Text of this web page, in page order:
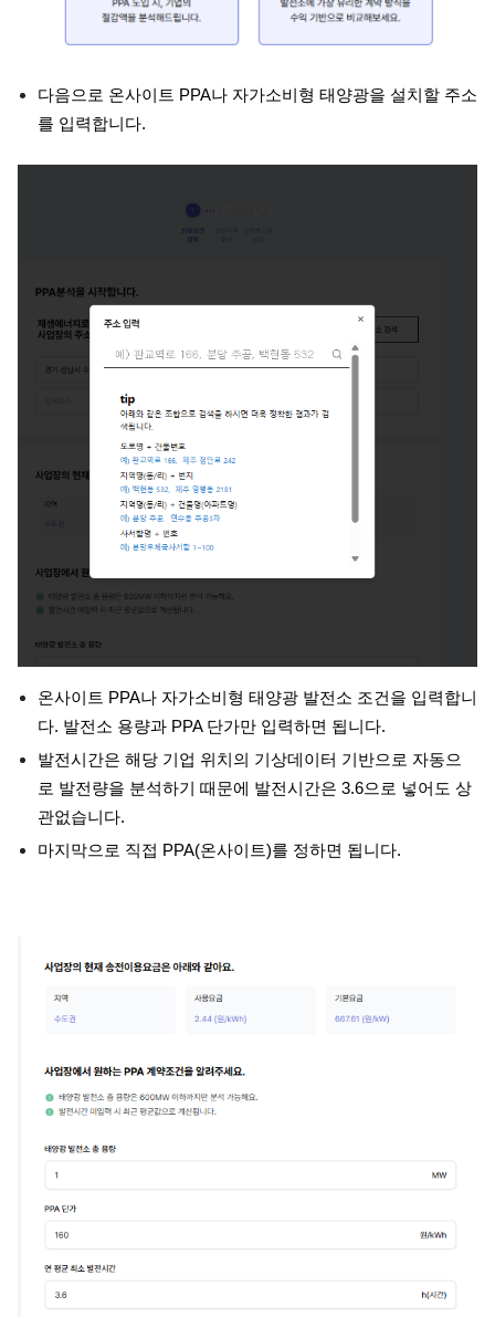
다음으로 온사이트 PPA나 자가소비형 태양광을 설치할 주소
를 입력합니다.
온사이트 PPA나 자가소비형 태양광 발전소 조건을 입력합니
다. 발전소 용량과 PPA 단가만 입력하면 됩니다.
발전시간은 해당 기업 위치의 기상데이터 기반으로 자동으
로 발전량을 분석하기 때문에 발전시간은 3.6으로 넣어도 상
관없습니다.
마지막으로 직접 PPA(온사이트)를 정하면 됩니다.